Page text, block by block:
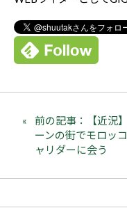
前の記事：【近況
ーンの街でモロッ
ャリダーに会う